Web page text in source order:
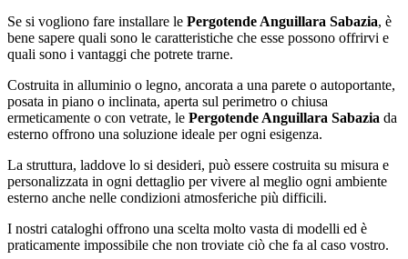
Se si vogliono fare installare le Pergotende Anguillara Sabazia, è
bene sapere quali sono le caratteristiche che esse possono offrirvi e
quali sono i vantaggi che potrete trarne.
Costruita in alluminio o legno, ancorata a una parete o autoportante,
posata in piano o inclinata, aperta sul perimetro o chiusa
ermeticamente o con vetrate, le Pergotende Anguillara Sabazia da
esterno offrono una soluzione ideale per ogni esigenza.
La struttura, laddove lo si desideri, può essere costruita su misura e
personalizzata in ogni dettaglio per vivere al meglio ogni ambiente
esterno anche nelle condizioni atmosferiche più difficili.
I nostri cataloghi offrono una scelta molto vasta di modelli ed è
praticamente impossibile che non troviate ciò che fa al caso vostro.